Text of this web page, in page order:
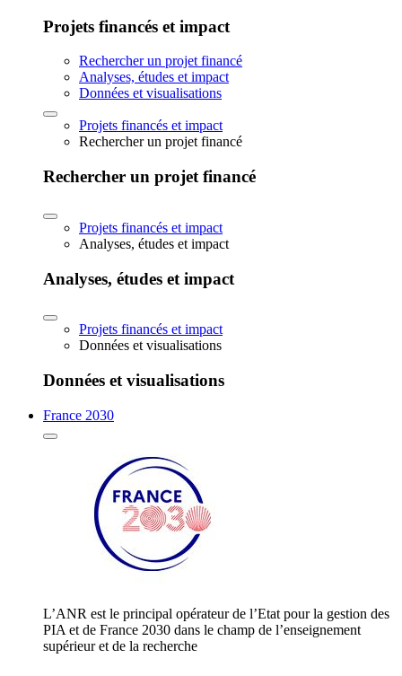
Projets financés et impact
Rechercher un projet financé
Analyses, études et impact
Données et visualisations
Projets financés et impact
Rechercher un projet financé
Rechercher un projet financé
Projets financés et impact
Analyses, études et impact
Analyses, études et impact
Projets financés et impact
Données et visualisations
Données et visualisations
France 2030
L’ANR est le principal opérateur de l’Etat pour la gestion des
PIA et de France 2030 dans le champ de l’enseignement
supérieur et de la recherche